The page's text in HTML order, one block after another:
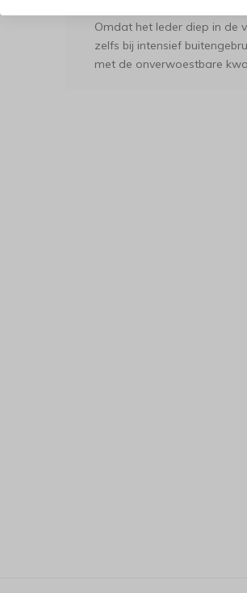
zorgt ervoor dat de
Omdat het leder diep in de
zelfs bij intensief
met de onverwoestbare